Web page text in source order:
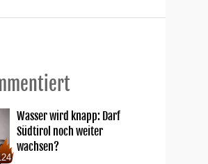
Wasser wird knapp: Darf
Südtirol noch weiter
wachsen?